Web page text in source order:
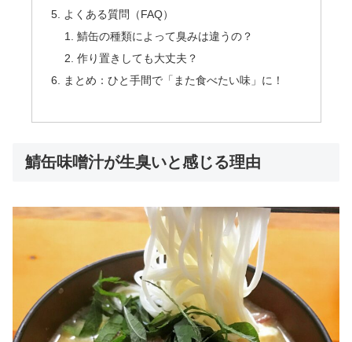
よくある質問（FAQ）
鯖缶の種類によって臭みは違うの？
作り置きしても大丈夫？
まとめ：ひと手間で「また食べたい味」に！
鯖缶味噌汁が生臭いと感じる理由